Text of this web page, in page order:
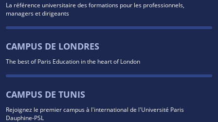
La référence universitaire des formations pour les professionnels,
managers et dirigeants
CAMPUS DE LONDRES
The best of Paris Education in the heart of London
CAMPUS DE TUNIS
Rejoignez le premier campus à l'international de l'Université Paris
Dauphine-PSL